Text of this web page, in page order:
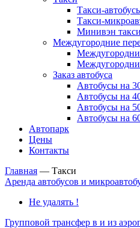
Такси-
Такси-
Минивэн такси
Междугородние
Заказ автобуса
Автобусы на
Автобусы на
Автобусы на
Автобусы на
Автопарк
Цены
Контакты
Главная — Такси
Аренда автобусов и
Не удалять !
Групповой трансфер в и из